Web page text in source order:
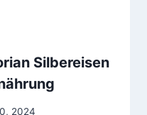
Silbereisen
2024